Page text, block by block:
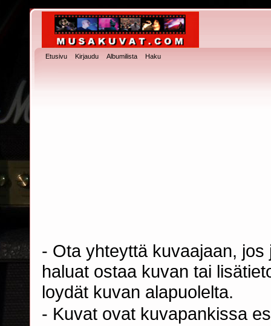
Etusivu Kirjaudu Albumilista Haku
- Ota yhteyttä kuvaajaan,
haluat ostaa kuvan tai
loydät kuvan alapuolelta.
- Kuvat ovat kuvapankissa